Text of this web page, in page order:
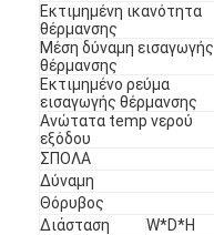
Εκτιμημένη ικανότητα
θέρμανσης
Μέση δύναμη εισαγωγής
θέρμανσης
Εκτιμημένο ρεύμα
εισαγωγής θέρμανσης
Ανώτατα temp νερού
εξόδου
ΣΠΟΛΑ
Δύναμη
Θόρυβος
Διάσταση
W*D*H